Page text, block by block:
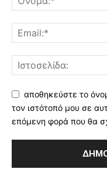
αποθηκεύστε το
τον ιστότοπό μου σε
επόμενη φορά που θα